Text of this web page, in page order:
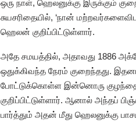
ஒரு நாள், ஹெலனுக்கு இருக்கும்
சுயசரிதையில், ‘நான்
ஹெலன் குறிப்பிட்டுள்ளார்.
அதே சமயத்தில், அதாவது 1886
ஒதுக்கிவந்த நேரம் குறைந்தது.
போட்டுக்கொள்ள இன்னொரு குழந்தை
குறிப்பிட்டுள்ளார். ஆனால் அந்தப்
பார்த்தும் அதன் மீது ஹெலனுக்கு